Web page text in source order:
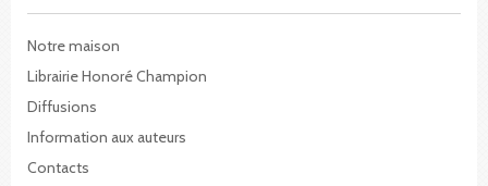
Notre maison
Librairie Honoré Champion
Diffusions
Information aux auteurs
Contacts